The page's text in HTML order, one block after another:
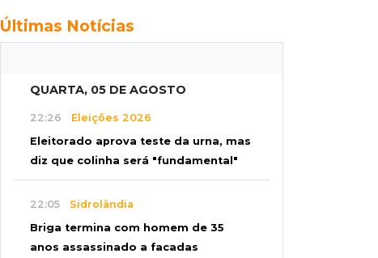
Últimas Notícias
QUARTA, 05 DE AGOSTO
22:26 Eleições 2026
Eleitorado aprova teste da urna, mas
diz que colinha será "fundamental"
22:05 Sidrolândia
Briga termina com homem de 35
anos assassinado a facadas